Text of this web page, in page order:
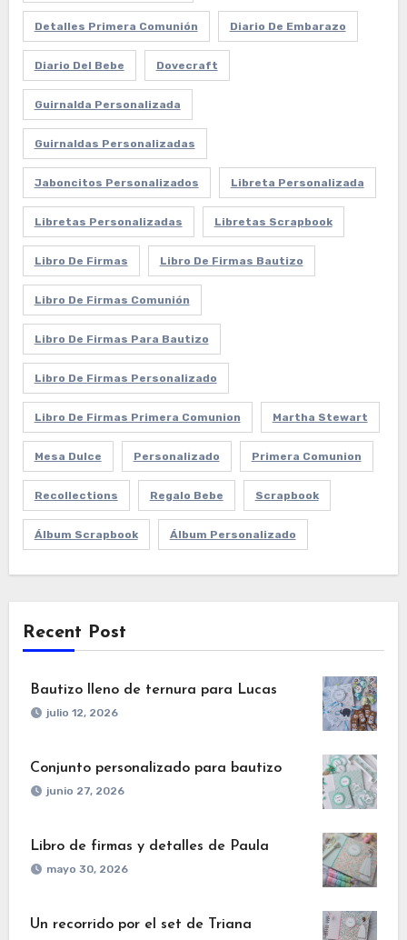
Detalles Primera Comunión Diario De Embarazo
Diario Del Bebe Dovecraft
Guirnalda Personalizada
Guirnaldas Personalizadas
Jaboncitos Personalizados Libreta Personalizada
Libretas Personalizadas Libretas Scrapbook
Libro De Firmas Libro De Firmas Bautizo
Libro De Firmas Comunión
Libro De Firmas Para Bautizo
Libro De Firmas Personalizado
Libro De Firmas Primera Comunion Martha Stewart
Mesa Dulce Personalizado Primera Comunion
Recollections Regalo Bebe Scrapbook
Álbum Scrapbook Álbum Personalizado
Recent Post
Bautizo lleno de ternura para Lucas
julio 12, 2026
Conjunto personalizado para bautizo
junio 27, 2026
Libro de firmas y detalles de Paula
mayo 30, 2026
Un recorrido por el set de Triana